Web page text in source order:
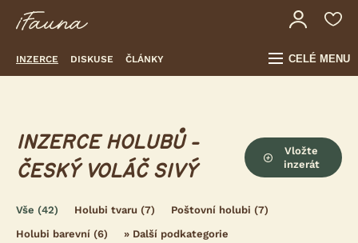
INZERCE DISKUSE ČLÁNKY CELÉ MENU
INZERCE HOLUBŮ -
ČESKÝ VOLÁČ SIVÝ
Vložte
inzerát
Vše (42) Holubi tvaru (7) Poštovní holubi (7)
Holubi barevní (6) » Další podkategorie